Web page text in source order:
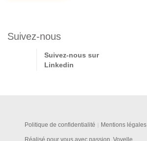
Suivez-nous
Suivez-nous sur
Linkedin
Politique de confidentialité Mentions légales
Réalisé pour vous avec passion, Voyelle